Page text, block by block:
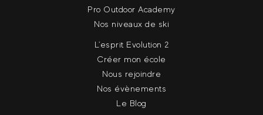
Pro Outdoor Academy
Nos niveaux de ski
L'esprit Evolution 2
Créer mon école
Nous rejoindre
Nos évènements
Le Blog